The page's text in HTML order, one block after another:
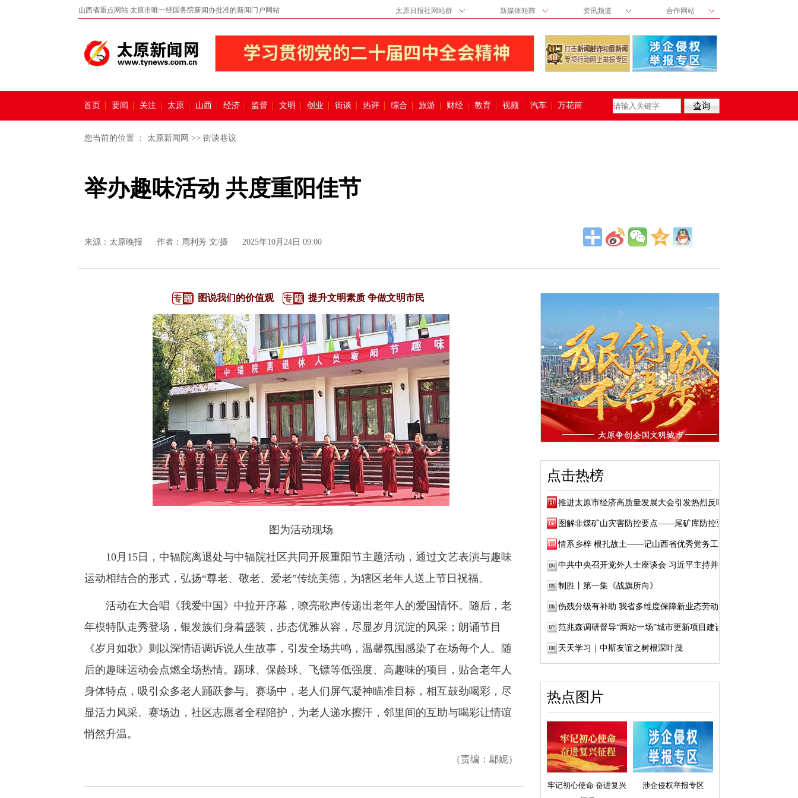
山西省重点网站 太原市唯一经国务院新闻办批准的新闻门户网站 太原日报社网站群 新媒体矩阵 资讯频道 合作网站
首页 要闻 关注 太原 山西 经济 监督 文明 创业 街谈 热评 综合 旅游 财经 教育 视频 汽车 万花筒
您当前的位置 ： 太原新闻网 >> 街谈巷议
举办趣味活动 共度重阳佳节
来源： 太原晚报 作者：周利芳 文/摄 2025年10月24日 09:00
图说我们的价值观 提升文明素质 争做文明市民
图为活动现场
10月15日，中辐院离退处与中辐院社区共同开展重阳节主题活动，通过文艺表演与趣味
运动相结合的形式，弘扬“尊老、敬老、爱老”传统美德，为辖区老年人送上节日祝福。
活动在大合唱《我爱中国》中拉开序幕，嘹亮歌声传递出老年人的爱国情怀。随后，老
年模特队走秀登场，银发族们身着盛装，步态优雅从容，尽显岁月沉淀的风采；朗诵节目
《岁月如歌》则以深情语调诉说人生故事，引发全场共鸣，温馨氛围感染了在场每个人。随
后的趣味运动会点燃全场热情。踢球、保龄球、飞镖等低强度、高趣味的项目，贴合老年人
身体特点，吸引众多老人踊跃参与。赛场中，老人们屏气凝神瞄准目标，相互鼓劲喝彩，尽
显活力风采。赛场边，社区志愿者全程陪护，为老人递水擦汗，邻里间的互助与喝彩让情谊
悄然升温。
（责编：鄢妮）
点击热榜
推进太原市经济高质量发展大会引发热烈反响
图解非煤矿山灾害防控要点——尾矿库防控要点
情系乡梓 根扎故土——记山西省优秀党务工作...
中共中央召开党外人士座谈会 习近平主持并发...
制胜丨第一集《战旗所向》
伤残分级有补助 我省多维度保障新业态劳动者...
范兆森调研督导“两站一场”城市更新项目建设
天天学习｜中斯友谊之树根深叶茂
热点图片
牢记初心使命 奋进复兴
涉企侵权举报专区